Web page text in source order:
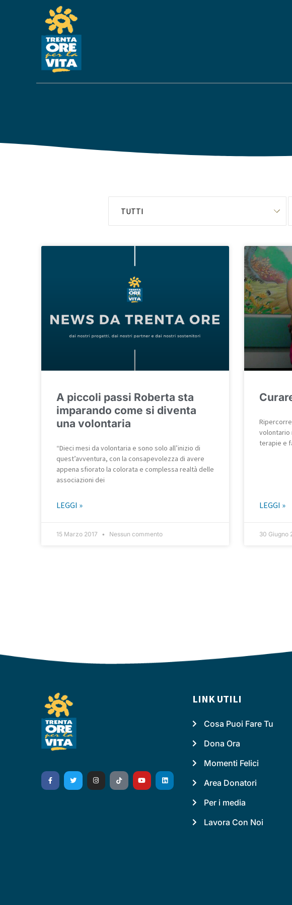
A piccoli passi Roberta sta
imparando come si diventa
una volontaria
“Dieci mesi da volontaria e sono solo all’inizio di
quest’avventura, con la consapevolezza di avere
appena sfiorato la colorata e complessa realtà delle
associazioni dei
LEGGI »
15 Marzo 2017 Nessun commento
volontario
terapie e
LEGGI »
30 Giugno
LINK UTILI
Cosa Puoi Fare Tu
Dona Ora
Momenti Felici
Area Donatori
Per i media
Lavora Con Noi